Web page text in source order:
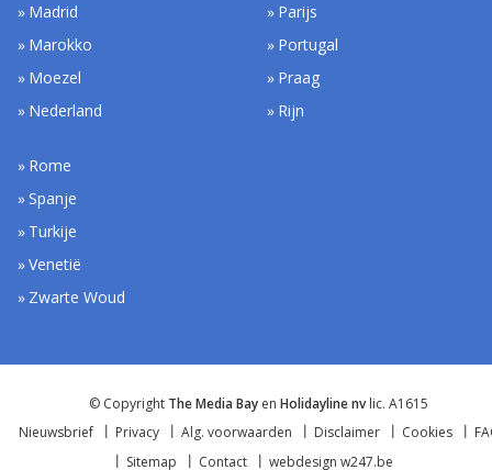
Madrid
Marokko
Moezel
Nederland
Parijs
Portugal
Praag
Rijn
Rome
Spanje
Turkije
Venetië
Zwarte Woud
© Copyright The Media Bay en Holidayline nvlic. A1615
Nieuwsbrief
Privacy Alg. voorwaarden Disclaimer Cookies
Sitemap
Contact webdesign w247.be